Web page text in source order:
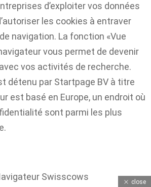
d’exploiter vos données
les cookies à entraver
navigation. La fonction «Vue
vous permet de devenir
vos activités de recherche.
détenu par Startpage BV à titre
est basé en Europe, un endroit où
sont parmi les plus
close